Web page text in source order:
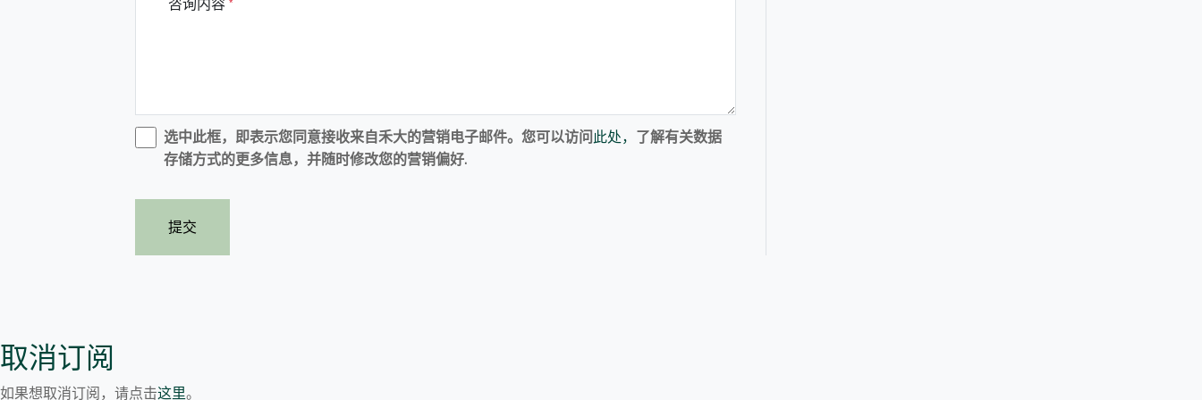
咨询内容
选中此框，即表示您同意接收来自禾大的营销电子邮件。您可以访问 此处， 了解有关数据
存储方式的更多信息，并随时修改您的营销偏好.
提交
取消订阅
如果想取消订阅，请点击这里。